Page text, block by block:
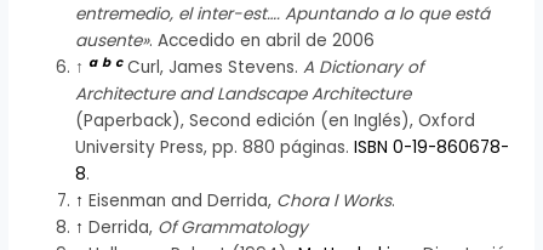
entremedio, el inter-est…. Apuntando a lo que está
ausente». Accedido en abril de 2006
↑ a b c Curl, James Stevens.A Dictionary of
Architecture and Landscape Architecture
(Paperback), Second edición (en Inglés), Oxford
University Press, pp. 880 páginas.ISBN 0-19-860678-
8.
↑ Eisenman and Derrida, Chora l Works.
↑ Derrida, Of Grammatology